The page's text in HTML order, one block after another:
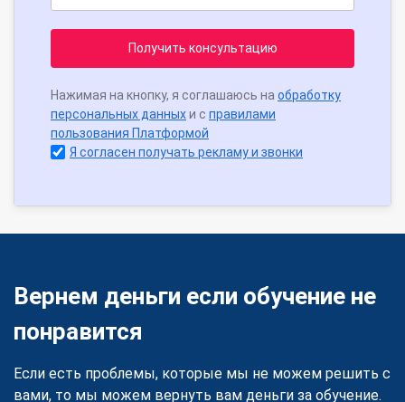
Получить консультацию
Нажимая на кнопку, я соглашаюсь на обработку
персональных данныхи с правилами
пользования Платформой
Я согласен получать рекламу и звонки
Вернем деньги если обучение не
понравится
Если есть проблемы, которые мы не можем решить с
вами, то мы можем вернуть вам деньги за обучение.